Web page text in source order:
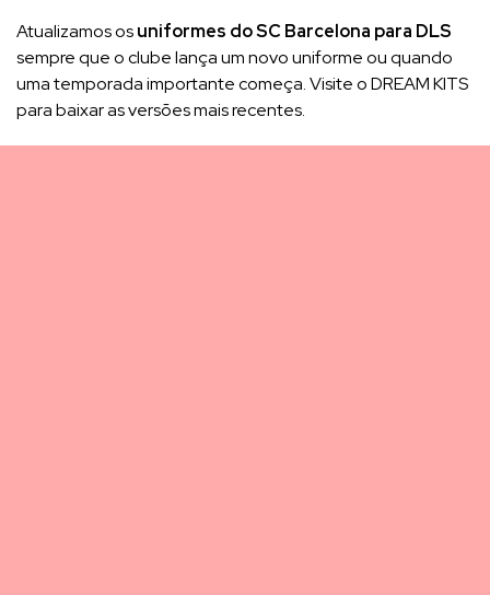
Atualizamos osuniformes do SC Barcelona para DLS
sempre que o clube lança um novo uniforme ou quando
uma temporada importante começa. Visite o DREAM KITS
para baixar as versões mais recentes.